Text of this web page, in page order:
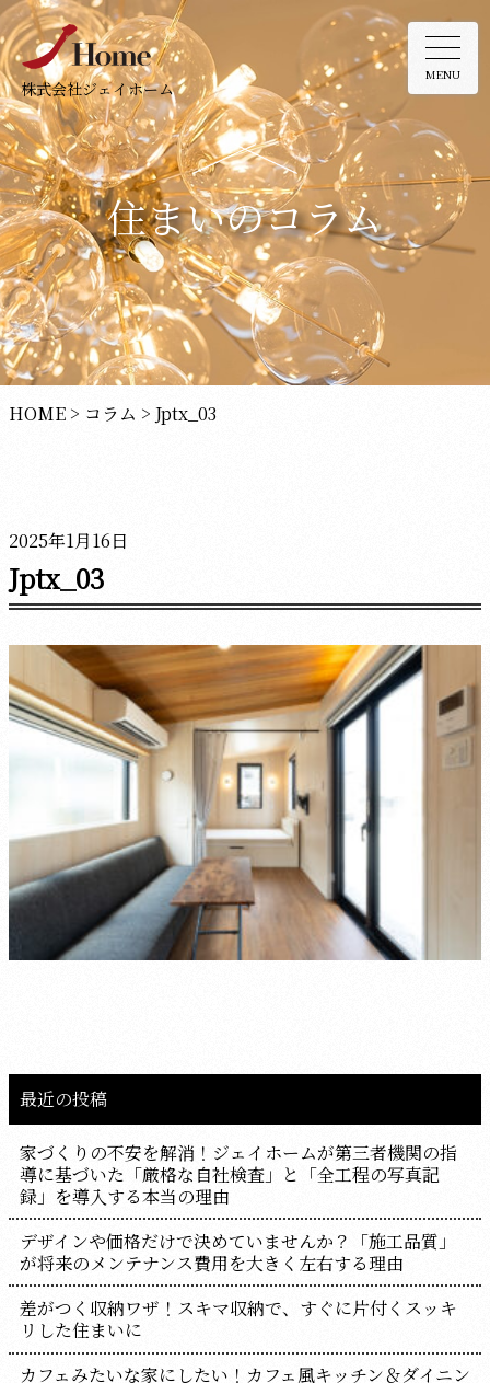
住まいのコラム
株式会社ジェイホーム
MENU
HOME > コラム > Jptx_03
2025年1月16日
Jptx_03
最近の投稿
家づくりの不安を解消！ジェイホームが第三者機関の指
導に基づいた「厳格な自社検査」と「全工程の写真記
録」を導入する本当の理由
デザインや価格だけで決めていませんか？「施工品質」
が将来のメンテナンス費用を大きく左右する理由
差がつく収納ワザ！スキマ収納で、すぐに片付くスッキ
リした住まいに
カフェみたいな家にしたい！カフェ風キッチン＆ダイニン